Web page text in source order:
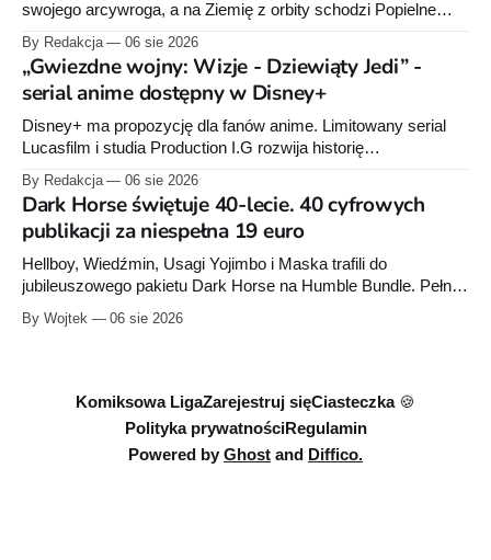
swojego arcywroga, a na Ziemię z orbity schodzi Popielne
Przymierze z królem Arturem na czele. Pierwszy tom nowej
serii Avengers autorstwa Jeda MacKaya trafia do sklepów 12
sierpnia. Rzućcie okiem na przykładowe plansze.
By Redakcja 06 sie 2026
„Gwiezdne wojny: Wizje - Dziewiąty Jedi” -
serial anime dostępny w Disney+
Disney+ ma propozycję dla fanów anime. Limitowany serial
Lucasfilm i studia Production I.G rozwija historię
zapoczątkowaną w krótkometrażówkach „Dziewiąty Jedi”
oraz „Dziewiąty Jedi: Dziecko nadziei" z serii „Gwiezdne
wojny: Wizje”. Wszystkie osiem odcinków jest już dostępnych
w Disney+.
By Redakcja 06 sie 2026
Dark Horse świętuje 40-lecie. 40 cyfrowych
publikacji za niespełna 19 euro
Hellboy, Wiedźmin, Usagi Yojimbo i Maska trafili do
jubileuszowego pakietu Dark Horse na Humble Bundle. Pełny
zestaw obejmuje 40 cyfrowych publikacji i kosztuje 18,71
euro. Oferta kończy się 13 sierpnia.
By Wojtek 06 sie 2026
Komiksowa LigaZarejestruj sięCiasteczka 🍪
Polityka prywatnościRegulamin
Powered by Ghost and Diffico.